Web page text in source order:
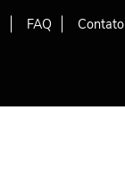
FAQ Contato